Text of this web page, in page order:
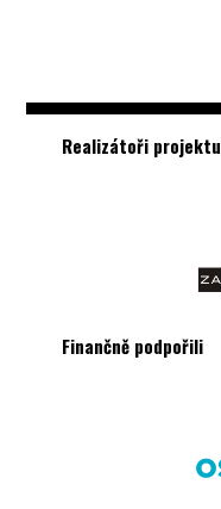
Realizátoři projektu
Finančně podpořili